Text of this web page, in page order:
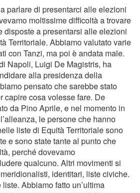
parlare di presentarci alle elezioni
moltissime difficoltà a trovare
disposte a presentarsi alle elezioni
Territoriale. Abbiamo valutato varie
con Tanzi, ma poi è andata male.
Napoli, Luigi De Magistris, ha
alla presidenza della
pensato che sarebbe stato
capire cosa volesse fare. De
da Pino Aprile, e nel momento in
le persone che hanno
liste di Equità Territoriale sono
e sono state tante al punto che
perché dovevamo
qualcuno. Altri movimenti si
identitari, liste civiche.
Abbiamo fatto un’ultima